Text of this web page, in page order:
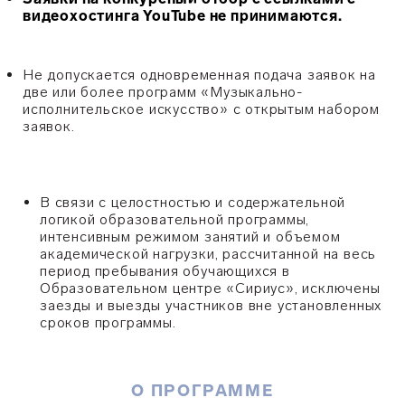
видеохостинга YouTube не принимаются.
Не допускается одновременная подача заявок на
две или более программ «Музыкально-
исполнительское искусство» с открытым набором
заявок.
В связи с целостностью и содержательной
логикой образовательной программы,
интенсивным режимом занятий и объемом
академической нагрузки, рассчитанной на весь
период пребывания обучающихся в
Образовательном центре «Сириус»,исключены
заезды и выезды участников вне установленных
сроков программы.
О ПРОГРАММЕ